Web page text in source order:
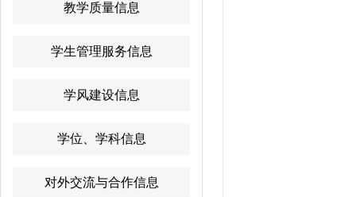
教学质量信息
学生管理服务信息
学风建设信息
学位、学科信息
对外交流与合作信息